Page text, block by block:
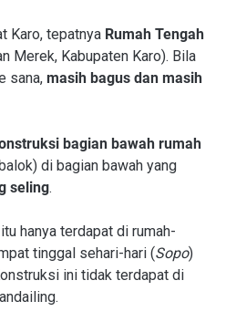
Karo, tepatnya Rumah Tengah
Merek, Kabupaten Karo). Bila
sana, masih bagus dan masih
bagian bawah rumah
di bagian bawah yang
seling.
hanya terdapat di rumah-
tinggal sehari-hari (Sopo)
ini tidak terdapat di